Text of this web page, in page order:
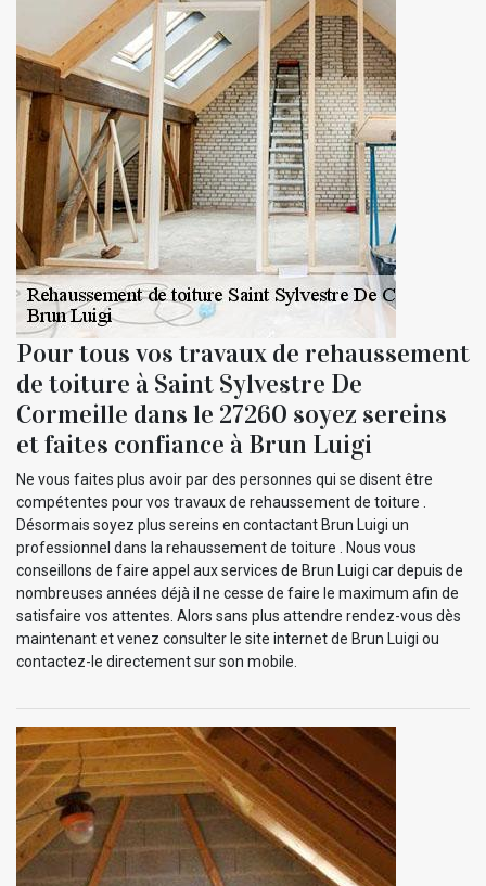
Pour tous vos travaux de rehaussement
de toiture à Saint Sylvestre De
Cormeille dans le 27260 soyez sereins
et faites confiance à Brun Luigi
Ne vous faites plus avoir par des personnes qui se disent être
compétentes pour vos travaux de rehaussement de toiture .
Désormais soyez plus sereins en contactant Brun Luigi un
professionnel dans la rehaussement de toiture . Nous vous
conseillons de faire appel aux services de Brun Luigi car depuis de
nombreuses années déjà il ne cesse de faire le maximum afin de
satisfaire vos attentes. Alors sans plus attendre rendez-vous dès
maintenant et venez consulter le site internet de Brun Luigi ou
contactez-le directement sur son mobile.